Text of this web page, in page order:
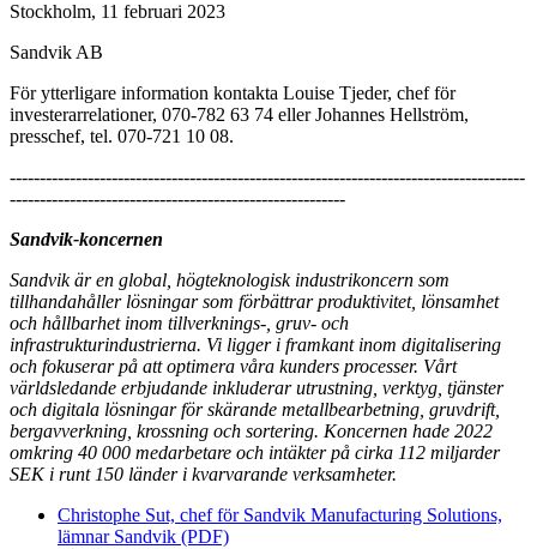
Stockholm, 11 februari 2023
Sandvik AB
För ytterligare information kontakta Louise Tjeder, chef för
investerarrelationer, 070-782 63 74 eller Johannes Hellström,
presschef, tel. 070-721 10 08.
--------------------------------------------------------------------------------------
--------------------------------------------------------
Sandvik-koncernen
Sandvik är en global, högteknologisk industrikoncern som
tillhandahåller lösningar som förbättrar produktivitet, lönsamhet
och hållbarhet inom tillverknings-, gruv- och
infrastrukturindustrierna. Vi ligger i framkant inom digitalisering
och fokuserar på att optimera våra kunders processer. Vårt
världsledande erbjudande inkluderar utrustning, verktyg, tjänster
och digitala lösningar för skärande metallbearbetning, gruvdrift,
bergavverkning, krossning och sortering. Koncernen hade 2022
omkring 40 000 medarbetare och intäkter på cirka 112 miljarder
SEK i runt 150 länder i kvarvarande verksamheter.
Christophe Sut, chef för Sandvik Manufacturing Solutions,
lämnar Sandvik (PDF)